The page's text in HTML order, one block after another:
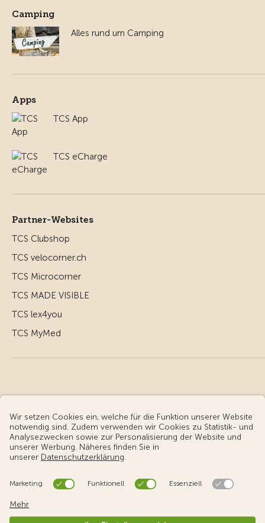
Camping
Alles rund um Camping
Apps
TCS App
TCS eCharge
Partner-Websites
TCS Clubshop
TCS velocorner.ch
TCS Microcorner
TCS MADE VISIBLE
TCS lex4you
TCS MyMed
© Touring Club Schweiz
Benutzungsbedingungen - rechtliche Informationen
Cookie-Einstellungen